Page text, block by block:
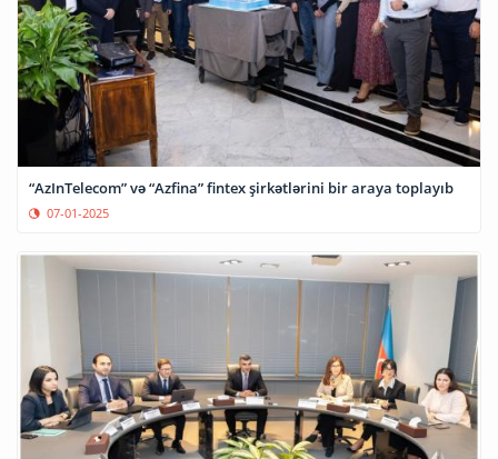
“AzInTelecom” və “Azfina” fintex şirkətlərini bir araya toplayıb
07-01-2025